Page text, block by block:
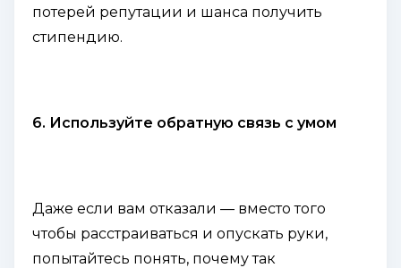
потерей репутации и шанса получить
стипендию.
6. Используйте обратную связь с умом
Даже если вам отказали — вместо того
чтобы расстраиваться и опускать руки,
попытайтесь понять, почему так